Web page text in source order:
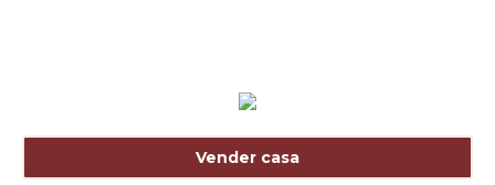
Vender casa